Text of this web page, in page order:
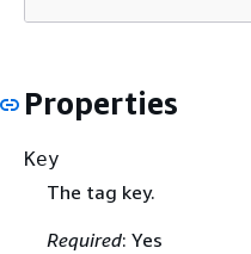
Properties
Key
The tag key.
Required: Yes